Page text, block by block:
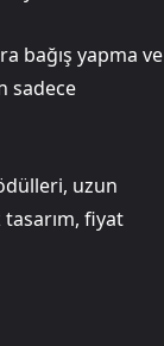
bağış yapma ve
sadece
uzun
fiyat